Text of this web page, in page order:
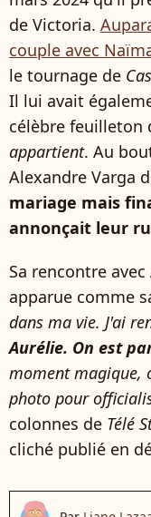
de Victoria.
couple avec
le tournage de
Il lui avait
célèbre feuilleton
appartient. Au
Alexandre Varga
mariage mais
annonçait leur
Sa rencontre
apparue comme
dans ma vie. J'ai
Aurélie. On est
moment magique,
photo pour
colonnes de Télé
cliché publié en